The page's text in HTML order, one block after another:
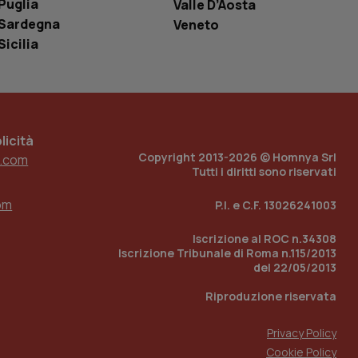
Valle D’Aosta
Veneto
Copyright 2013-2026 © Homnya Srl
Tutti i diritti sono riservati
P.I. e C.F. 13026241003
Iscrizione al ROC n.34308
Iscrizione Tribunale di Roma n.115/2013
del 22/05/2013
Riproduzione riservata
Privacy Policy
Cookie Policy
di
traccia
incorporati
la gestione
dell’esperienza
per abilitare il
con identity